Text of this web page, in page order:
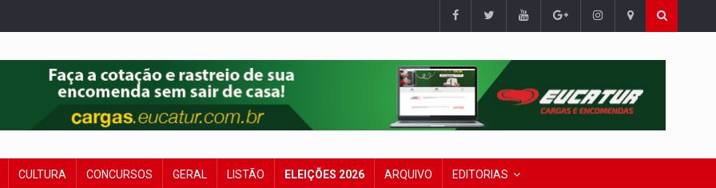
CULTURA CONCURSOS GERAL LISTÃO ELEIÇÕES 2026 ARQUIVO EDITORIAS